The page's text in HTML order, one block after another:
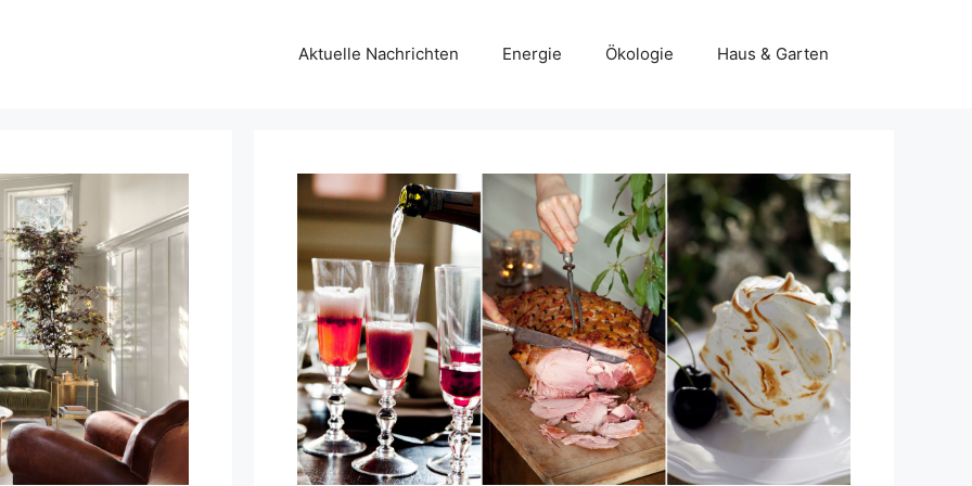
Aktuelle Nachrichten Energie Ökologie Haus & Garten